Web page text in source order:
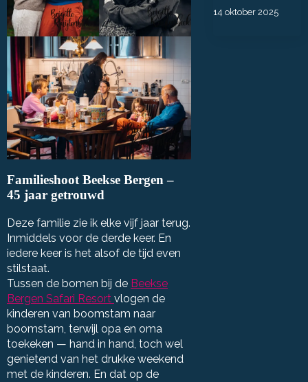
Familieshoot Beekse Bergen –
45 jaar getrouwd
Deze familie zie ik elke vijf jaar terug.
Inmiddels voor de derde keer. En
iedere keer is het alsof de tijd even
stilstaat.
Tussen de bomen bij de Beekse
Bergen Safari Resort vlogen de
kinderen van boomstam naar
boomstam, terwijl opa en oma
toekeken — hand in hand, toch wel
genietend van het drukke weekend
met de kinderen. En dat op de
14 oktober 2025